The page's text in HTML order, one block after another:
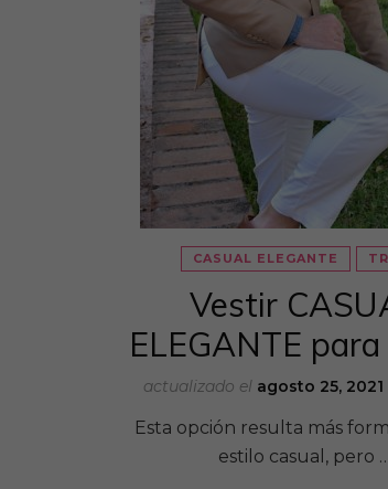
CASUAL ELEGANTE
Vestir
ELEGANTE
actualizado el agosto 25, 2021
Esta opción resulta más
estilo casual, pero